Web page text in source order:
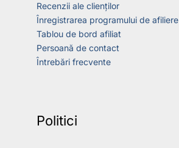
Recenzii ale clienților
Înregistrarea programului de afiliere
Tablou de bord afiliat
Persoană de contact
Întrebări frecvente
Politici